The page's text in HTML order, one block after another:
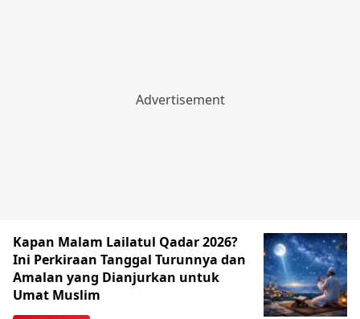
Kapan Malam Lailatul Qadar 2026?
Ini Perkiraan Tanggal Turunnya dan
Amalan yang Dianjurkan untuk
Umat Muslim